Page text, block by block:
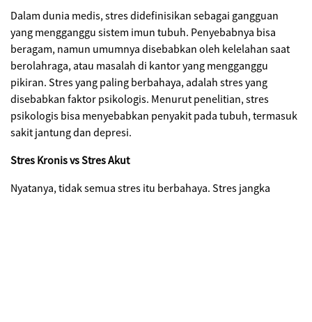
Dalam dunia medis, stres didefinisikan sebagai gangguan
yang mengganggu sistem imun tubuh. Penyebabnya bisa
beragam, namun umumnya disebabkan oleh kelelahan saat
berolahraga, atau masalah di kantor yang mengganggu
pikiran. Stres yang paling berbahaya, adalah stres yang
disebabkan faktor psikologis. Menurut penelitian, stres
psikologis bisa menyebabkan penyakit pada tubuh, termasuk
sakit jantung dan depresi.
Stres Kronis vs Stres Akut
Nyatanya, tidak semua stres itu berbahaya. Stres jangka